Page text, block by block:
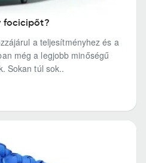
focicipőt?
a teljesítményhez és a
még a legjobb minőségű
Sokan túl sok..